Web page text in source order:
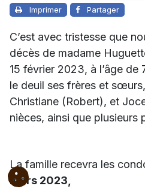
Imprimer Partager
C’est avec tristesse que
décès de madame
15 février 2023, à l’âge de
le deuil ses frères et
Christiane (Robert), et
nièces, ainsi que plusieurs
La famille recevra les
mars 2023,